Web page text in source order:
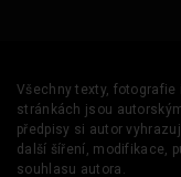
Všechny texty,
stránkách jsou
předpisy si autor
další šíření, modifikace,
souhlasu autora.